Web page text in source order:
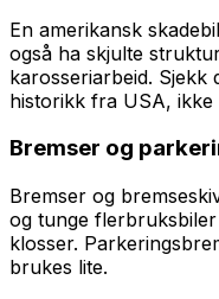
En amerikansk
også ha skjulte
karosseriarbeid.
historikk fra USA,
Bremser og
Bremser og
og tunge
klosser.
brukes lite.